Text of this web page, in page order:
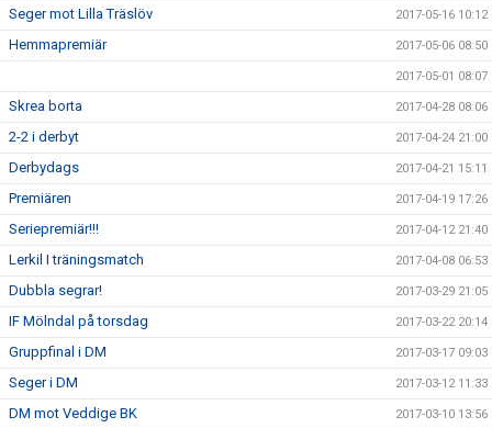
Seger mot Lilla Träslöv 2017-05-16 10:12
Hemmapremiär 2017-05-06 08:50
2017-05-01 08:07
Skrea borta 2017-04-28 08:06
2-2 i derbyt 2017-04-24 21:00
Derbydags 2017-04-21 15:11
Premiären 2017-04-19 17:26
Seriepremiär!!! 2017-04-12 21:40
Lerkil I träningsmatch 2017-04-08 06:53
Dubbla segrar! 2017-03-29 21:05
IF Mölndal på torsdag 2017-03-22 20:14
Gruppfinal i DM 2017-03-17 09:03
Seger i DM 2017-03-12 11:33
DM mot Veddige BK 2017-03-10 13:56